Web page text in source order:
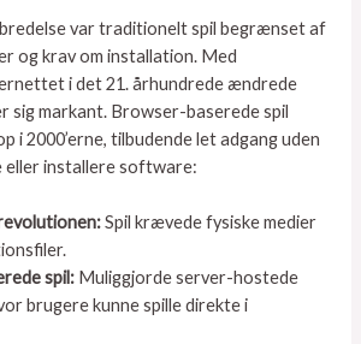
var traditionelt spil begrænset af
og krav om installation. Med
i det 21. århundrede ændrede
sig markant. Browser-baserede spil
i 2000’erne, tilbudende let adgang uden
eller installere software:
Spil krævede fysiske medier
spil: Muliggjorde server-hostede
brugere kunne spille direkte i